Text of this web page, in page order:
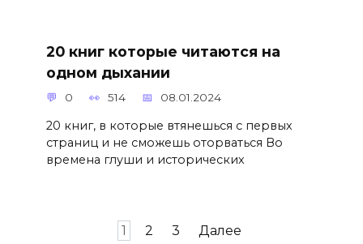
20 книг которые читаются на
одном дыхании
0 514 08.01.2024
20 книг, в которые втянешься с первых
страниц и не сможешь оторваться Во
времена глуши и исторических
1 2 3 Далее